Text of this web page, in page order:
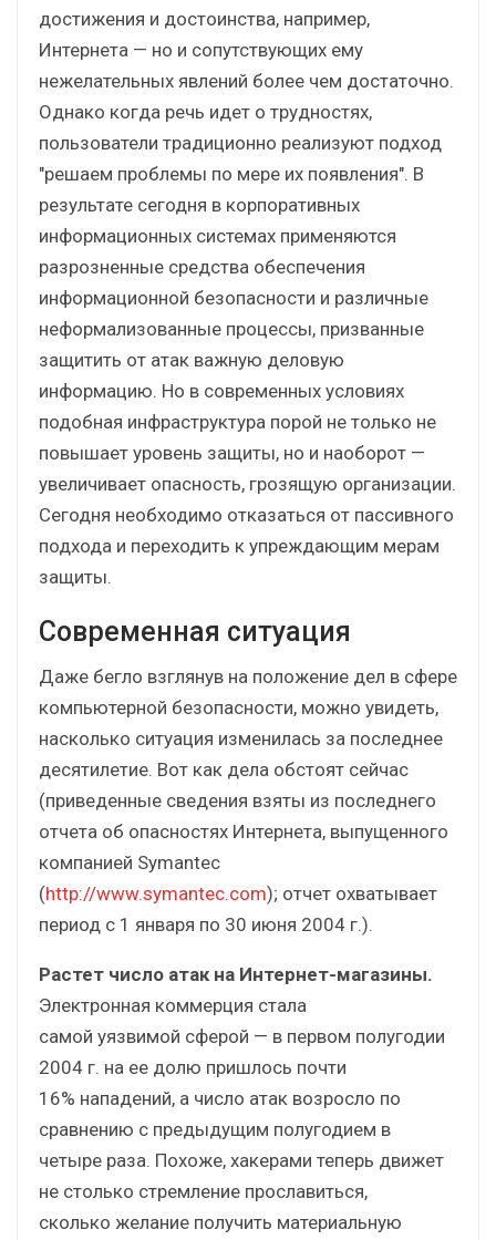
достижения и достоинства, например,
Интернета — но и сопутствующих ему
нежелательных явлений более чем достаточно.
Однако когда речь идет о трудностях,
пользователи традиционно реализуют подход
"решаем проблемы по мере их появления". В
результате сегодня в корпоративных
информационных системах применяются
разрозненные средства обеспечения
информационной безопасности и различные
неформализованные процессы, призванные
защитить от атак важную деловую
информацию. Но в современных условиях
подобная инфраструктура порой не только не
повышает уровень защиты, но и наоборот —
увеличивает опасность, грозящую организации.
Сегодня необходимо отказаться от пассивного
подхода и переходить к упреждающим мерам
защиты.
Современная ситуация
Даже бегло взглянув на положение дел в сфере
компьютерной безопасности, можно увидеть,
насколько ситуация изменилась за последнее
десятилетие. Вот как дела обстоят сейчас
(приведенные сведения взяты из последнего
отчета об опасностях Интернета, выпущенного
компанией Symantec
(http://www.symantec.com); отчет охватывает
период с 1 января по 30 июня 2004 г.).
Растет число атак на Интернет-магазины.
Электронная коммерция стала
самой уязвимой сферой — в первом полугодии
2004 г. на ее долю пришлось почти
16% нападений, а число атак возросло по
сравнению с предыдущим полугодием в
четыре раза. Похоже, хакерами теперь движет
не столько стремление прославиться,
сколько желание получить материальную